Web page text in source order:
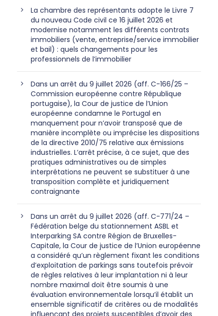
La chambre des représentants adopte le Livre 7
du nouveau Code civil ce 16 juillet 2026 et
modernise notamment les différents contrats
immobiliers (vente, entreprise/service immobilier
et bail) : quels changements pour les
professionnels de l’immobilier
Dans un arrêt du 9 juillet 2026 (aff. C-166/25 –
Commission européenne contre République
portugaise), la Cour de justice de l’Union
européenne condamne le Portugal en
manquement pour n’avoir transposé que de
manière incomplète ou imprécise les dispositions
de la directive 2010/75 relative aux émissions
industrielles. L’arrêt précise, à ce sujet, que des
pratiques administratives ou de simples
interprétations ne peuvent se substituer à une
transposition complète et juridiquement
contraignante
Dans un arrêt du 9 juillet 2026 (aff. C-771/24 –
Fédération belge du stationnement ASBL et
Interparking SA contre Région de Bruxelles-
Capitale, la Cour de justice de l’Union européenne
a considéré qu’un règlement fixant les conditions
d’exploitation de parkings sans toutefois prévoir
de règles relatives à leur implantation ni à leur
nombre maximal doit être soumis à une
évaluation environnementale lorsqu’il établit un
ensemble significatif de critères ou de modalités